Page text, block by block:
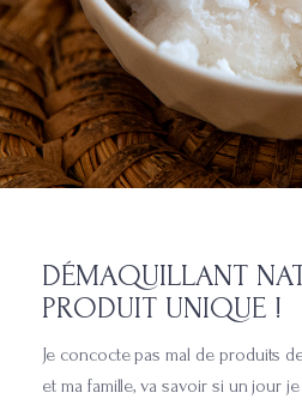
DÉMAQUILLANT
PRODUIT UNIQUE !
Je concocte pas mal de produits
et ma famille, va savoir si un jour